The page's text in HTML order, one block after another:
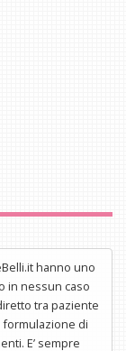
hanno uno
in nessun caso
tra paziente
di
E’ sempre